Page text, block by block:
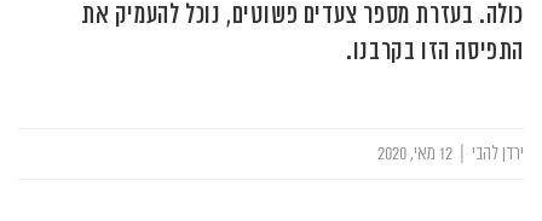
כולה. בעזרת מספר צעדים פשוטים, נוכל להעמיק את
התפיסה הזו בקרבנו.
ירדן להבי